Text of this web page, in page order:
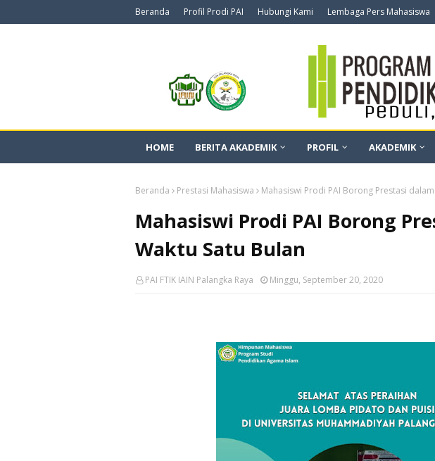
Beranda Profil Prodi PAI Hubungi Kami Lembaga Pers Mahasiswa
HOME BERITA AKADEMIK PROFIL AKADEMIK
Beranda Prestasi Mahasiswa Mahasiswi Prodi PAI Borong Prestasi
Mahasiswi Prodi PAI Borong
Waktu Satu Bulan
PAI FTIK IAIN Palangka Raya Minggu, September 20, 2020